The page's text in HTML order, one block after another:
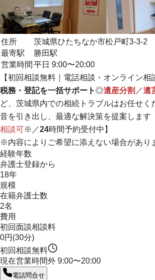
住所
茨城県ひたちなか市松戸町3-3-2
最寄駅
勝田駅
営業時間 平日 9:00〜20:00
【初回相談無料｜電話相談・オンライン相
税務・登記を一括サポート◎遺産分割 ／遺
ど、茨城県内での相続トラブルはお任せ
音を引き出し、最適な解決策を提案します
相談可※／24時間予約受付中】
※内容によりご希望に添えない場合があり
経験年数
弁護士登録から
18年
規模
在籍弁護士数
2名
費用
初回面談相談料
0円(30分)
初回相談無料
現在営業時間外 9:00〜20:00
電話問合せ